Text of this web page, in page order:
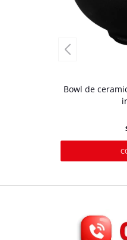
Bowl de